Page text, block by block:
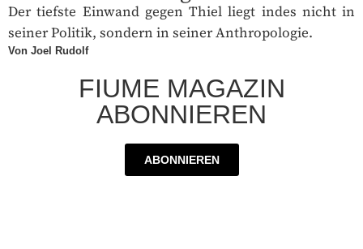
Der tiefste Einwand gegen Thiel liegt indes nicht in
seiner Politik, sondern in seiner Anthropologie.
Von Joel Rudolf
FIUME MAGAZIN
ABONNIEREN
ABONNIEREN